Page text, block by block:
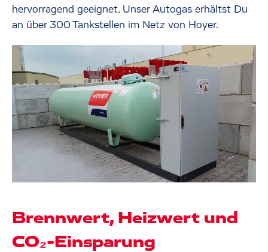
hervorragend geeignet. Unser Autogas erhältst Du
an über 300 Tankstellen im Netz von Hoyer.
Brennwert, Heizwert und
CO₂-Einsparung